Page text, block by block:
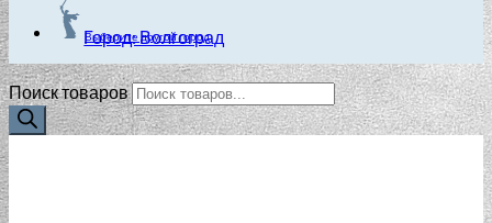
Город: Волгоград
Выберите другой город
Поиск товаров